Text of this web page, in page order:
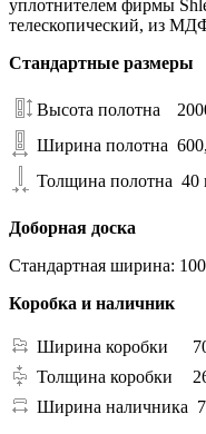
уплотнителем фирмы
телескопический, из
Стандартные размеры
Высота полотна
Ширина полотна
Толщина полотна 40
Доборная доска
Стандартная ширина:
Коробка и наличник
Ширина коробки
Толщина коробки
Ширина наличника